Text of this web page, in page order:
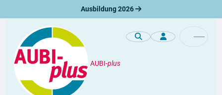
Ausbildung 2026
AUBI-plus
Unternehmen